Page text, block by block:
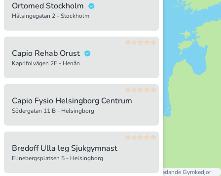
Ortomed Stockholm
Hälsingegatan 2 - Stockholm
Capio Rehab Orust
Kaprifolvägen 2E - Henån
Capio Fysio Helsingborg Centrum
Södergatan 11 B - Helsingborg
Bredoff Ulla leg Sjukgymnast
Elinebergsplatsen 5 - Helsingborg
817
Alla Gym I Sverige Sveriges Ledande Gymkedjor